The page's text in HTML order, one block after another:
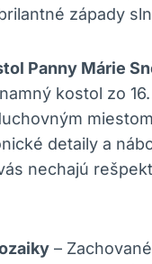
západy
Panny Márie
kostol zo
detaily a
nechajú
–